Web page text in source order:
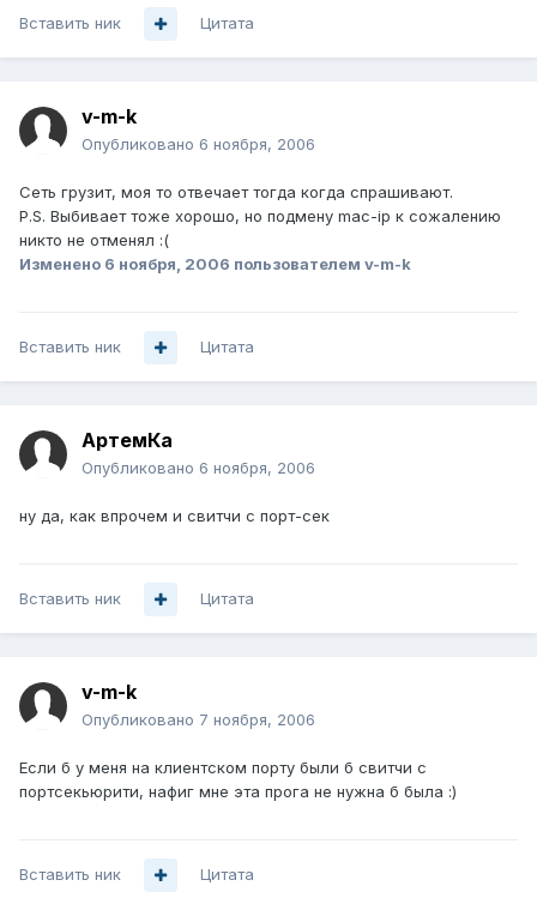
Вставить ник Цитата
v-m-k
Опубликовано 6 ноября, 2006
Сеть грузит, моя то отвечает тогда когда спрашивают.
P.S. Выбивает тоже хорошо, но подмену mac-ip к сожалению
никто не отменял :(
Изменено 6 ноября, 2006 пользователем v-m-k
Вставить ник Цитата
АртемКа
Опубликовано 6 ноября, 2006
ну да, как впрочем и свитчи с порт-сек
Вставить ник Цитата
v-m-k
Опубликовано 7 ноября, 2006
Если б у меня на клиентском порту были б свитчи с
портсекьюрити, нафиг мне эта прога не нужна б была :)
Вставить ник Цитата